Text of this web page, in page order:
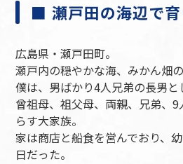
■ 瀬戸田の海辺で
広島県・瀬戸田町。
瀬戸内の穏やかな海、みかん畑
僕は、男ばかり4人兄弟の長男と
曾祖母、祖父母、両親、兄弟、
らす大家族。
家は商店と船食を営んでおり、
日だった。